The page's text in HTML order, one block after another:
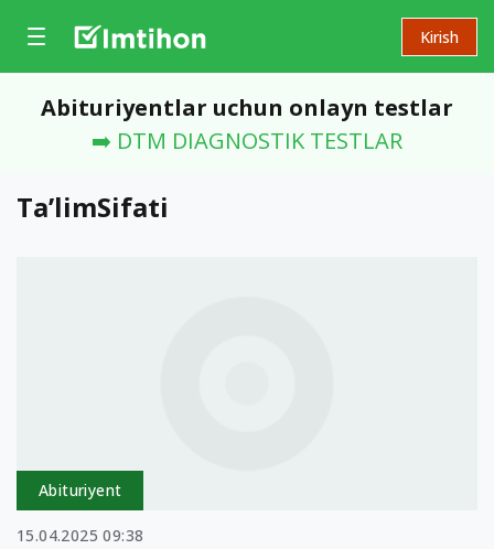
Kirish
Abituriyentlar uchun onlayn testlar
➡️ DTM DIAGNOSTIK TESTLAR
TaʼlimSifati
Abituriyent
15.04.2025 09:38